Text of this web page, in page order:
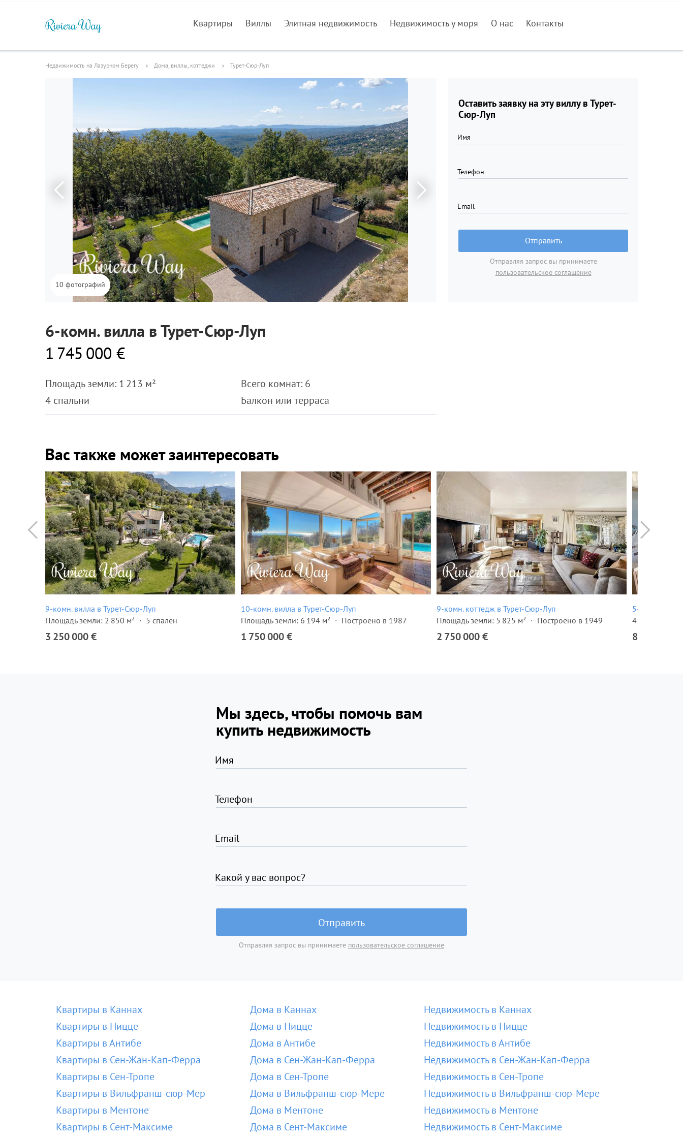
Квартиры Виллы Элитная недвижимость Недвижимость у моря О нас Контакты
Недвижимость на Лазурном Берегу Дома, виллы, коттеджи Турет-Сюр-Луп
Оставить заявку на эту виллу в Турет-
Сюр-Луп
Имя
Телефон
Email
Отправить
Отправляя запрос вы принимаете
пользовательское соглашение
10 фотографий
6-комн. вилла в Турет-Сюр-Луп
1 745 000 €
Площадь земли: 1 213 м²
4 спальни
Всего комнат: 6
Балкон или терраса
Вас также может заинтересовать
9-комн. вилла в Турет-Сюр-Луп
Площадь земли: 2 850 м²
5 спален
3 250 000 €
10-комн. вилла в Турет-Сюр-Луп
Площадь земли: 6 194 м²
Построено в 1987
1 750 000 €
9-комн. коттедж в Турет-Сюр-Луп
Площадь земли: 5 825 м²
Построено в 1949
2 750 000 €
5-комн.
4 спальни
895 000 €
Мы здесь, чтобы помочь вам
купить недвижимость
Имя
Телефон
Email
Какой у вас вопрос?
Отправить
Отправляя запрос вы принимаете пользовательское соглашение
Квартиры в Каннах
Квартиры в Ницце
Квартиры в Антибе
Квартиры в Сен-Жан-Кап-Ферра
Квартиры в Сен-Тропе
Квартиры в Вильфранш-сюр-Мер
Квартиры в Ментоне
Квартиры в Сент-Максиме
Дома в Каннах
Дома в Ницце
Дома в Антибе
Дома в Сен-Жан-Кап-Ферра
Дома в Сен-Тропе
Дома в Вильфранш-сюр-Мере
Дома в Ментоне
Дома в Сент-Максиме
Недвижимость в Каннах
Недвижимость в Ницце
Недвижимость в Антибе
Недвижимость в Сен-Жан-Кап-Ферра
Недвижимость в Сен-Тропе
Недвижимость в Вильфранш-сюр-Мере
Недвижимость в Ментоне
Недвижимость в Сент-Максиме